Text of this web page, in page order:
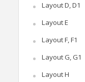
Layout D, D1
Layout E
Layout F, F1
Layout G, G1
Layout H